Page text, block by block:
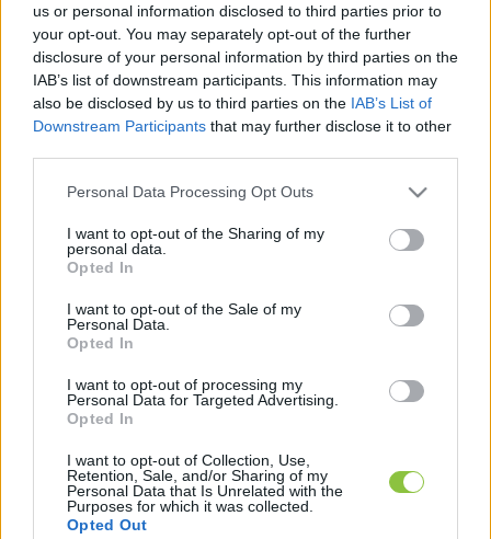
us or personal information disclosed to third parties prior to
your opt-out. You may separately opt-out of the further
disclosure of your personal information by third parties on the
IAB’s list of downstream participants. This information may
also be disclosed by us to third parties on the IAB’s List of
Downstream Participants that may further disclose it to other
Please note that this website/app uses one or more Google
not limited to your visit or usage behaviour. You may click to
grant or deny consent to Google and its third-party tags to
use your data for below specified purposes in below Google
consent section.
Personal Data Processing Opt Outs
I want to opt-out of the Sharing of my
personal data.
Opted In
I want to opt-out of the Sale of my
Personal Data.
Opted In
I want to opt-out of processing my
Personal Data for Targeted Advertising.
Opted In
I want to opt-out of Collection, Use,
Retention, Sale, and/or Sharing of my
Personal Data that Is Unrelated with the
Purposes for which it was collected.
Opted Out
veszélyhelyzet. Lapszemle.
„A mai nappal, négy év után megszűnik az
orbáni háborús veszélyhelyzet, és ezzel a hat
éve bevezetett rendeleti kormányzástól is
búcsúzunk. Visszatérünk a normalitáshoz.” –
közölte Magyar Péter miniszterelnök a
Facebookon.
Ezzel csütörtök éjfélkor, 1449 nap után
hivatkozva bevezetett veszélyhelyzet
felidézte, az Orbán-kormány ez idő alatt széles
körben alkalmazta a rendeleti kormányzást,
gyakran a parlament megkerülésével és a